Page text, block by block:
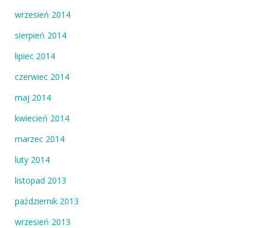
wrzesień 2014
sierpień 2014
lipiec 2014
czerwiec 2014
maj 2014
kwiecień 2014
marzec 2014
luty 2014
listopad 2013
październik 2013
wrzesień 2013